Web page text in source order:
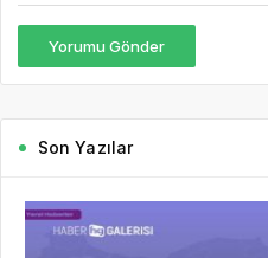
Yorumu Gönder
Son Yazılar